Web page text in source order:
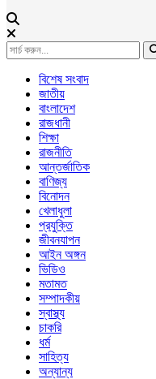
বিশেষ সংবাদ
জাতীয়
বাংলাদেশ
রাজধানী
শিক্ষা
রাজনীতি
আন্তর্জাতিক
বাণিজ্য
বিনোদন
খেলাধুলা
প্রযুক্তি
জীবনযাপন
আইন অঙ্গন
ভিডিও
মতামত
সম্পাদকীয়
স্বাস্থ্য
চাকরি
ধর্ম
সাহিত্য
অন্যান্য